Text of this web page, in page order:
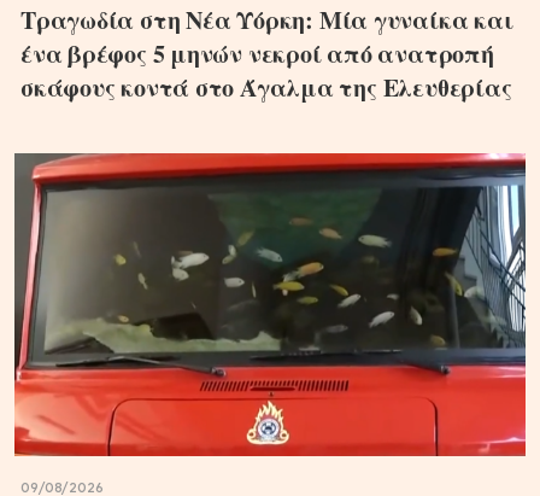
Τραγωδία στη Νέα Υόρκη: Μία γυναίκα και
ένα βρέφος 5 μηνών νεκροί από ανατροπή
σκάφους κοντά στο Άγαλμα της Ελευθερίας
09/08/2026